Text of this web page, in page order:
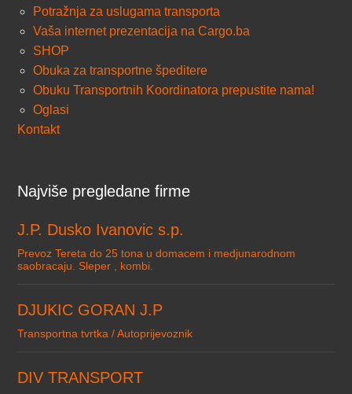
Potražnja za uslugama transporta
Vaša internet prezentacija na Cargo.ba
SHOP
Obuka za transportne špeditere
Obuku Transportnih Koordinatora prepustite nama!
Oglasi
Kontakt
Najviše pregledane firme
J.P. Dusko Ivanovic s.p.
Prevoz Tereta do 25 tona u domacem i medjunarodnom
saobracaju. Sleper , kombi.
DJUKIC GORAN J.P
Transportna tvrtka / Autoprijevoznik
DIV TRANSPORT